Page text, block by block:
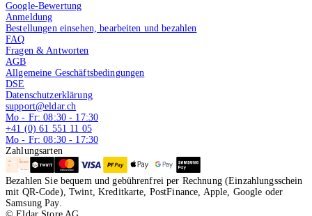
Google-Bewertung
Anmeldung
Bestellungen einsehen, bearbeiten und bezahlen
FAQ
Fragen & Antworten
AGB
Allgemeine Geschäftsbedingungen
DSE
Datenschutzerklärung
support@eldar.ch
Mo - Fr: 08:30 - 17:30
+41 (0) 61 551 11 05
Mo - Fr: 08:30 - 17:30
Zahlungsarten
Bezahlen Sie bequem und gebührenfrei per Rechnung (Einzahlungsschein
mit QR-Code), Twint, Kreditkarte, PostFinance, Apple, Google oder
Samsung Pay.